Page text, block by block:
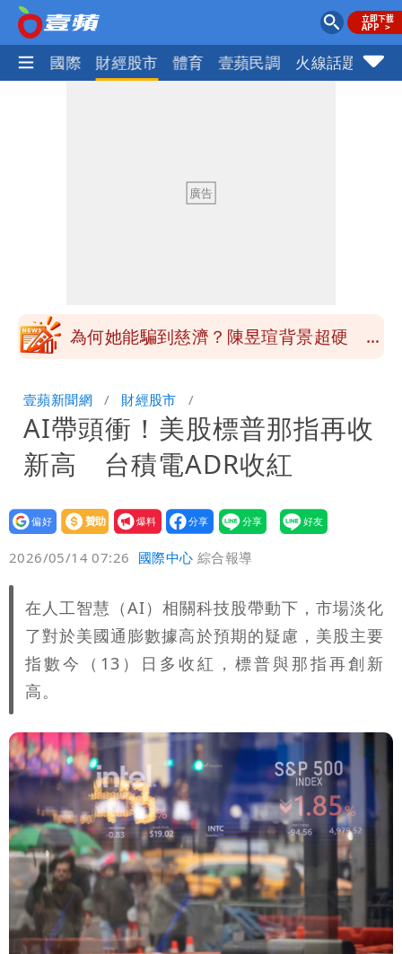
社會 國際 財經股市 體育 壹蘋民調 火線話題
吳欣岱：完美偽裝台灣企業
批綠藉慈濟遭詐「洗記憶」 張彤：疫苗
庭 他翻供不認貪污、洗錢
為何她能騙到慈濟？陳昱瑄背景超硬 當
手疑學生
中國賣家被踢爆在網購平台「租人頭」
吳欣岱：完美偽裝台灣企業
批綠藉慈濟遭詐「洗記憶」 張彤：疫苗
荒3+11台灣人沒有失憶
壹蘋新聞網 財經股市
AI帶頭衝！美股標普那指再收
新高 台積電ADR收紅
設為
贊助
我要
爆料
2026/05/14 07:26 國際中心 綜合報導
在人工智慧（AI）相關科技股帶動下，市場淡化
了對於美國通膨數據高於預期的疑慮，美股主要
指數今（13）日多收紅，標普與那指再創新
高。